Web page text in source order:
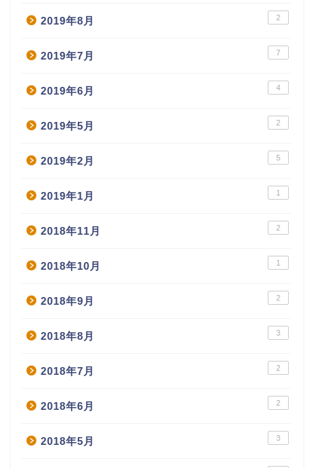
2019年8月 2
2019年7月 7
2019年6月 4
2019年5月 2
2019年2月 5
2019年1月 1
2018年11月 2
2018年10月 1
2018年9月 2
2018年8月 3
2018年7月 2
2018年6月 2
2018年5月 3